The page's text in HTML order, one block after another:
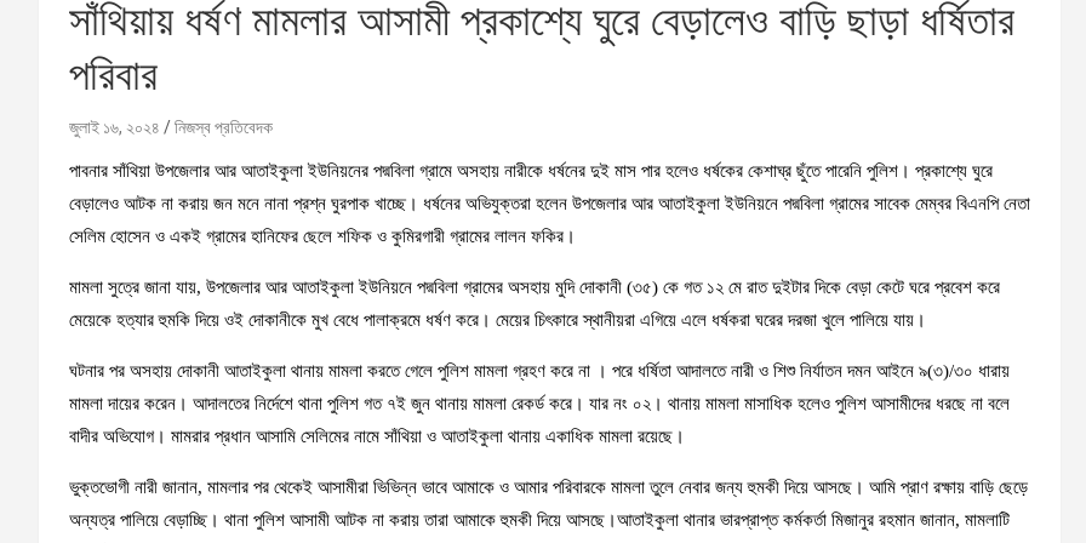
সাঁথিয়ায় ধর্ষণ মামলার আসামী প্রকাশ্যে ঘুরে বেড়ালেও বাড়ি ছাড়া ধর্ষিতার
পরিবার
জুলাই ১৬, ২০২৪ নিজস্ব প্রতিবেদক
পাবনার সাঁথিয়া উপজেলার আর আতাইকুলা ইউনিয়নের পদ্মবিলা গ্রামে অসহায় নারীকে ধর্ষনের দুই মাস পার হলেও ধর্ষকের কেশাঘ্র ছুঁতে পারেনি পুলিশ। প্রকাশ্যে ঘুরে
বেড়ালেও আটক না করায় জন মনে নানা প্রশ্ন ঘুরপাক খাচ্ছে। ধর্ষনের অভিযুক্তরা হলেন উপজেলার আর আতাইকুলা ইউনিয়নে পদ্মবিলা গ্রামের সাবেক মেম্বর বিএনপি নেতা
সেলিম হোসেন ও একই গ্রামের হানিফের ছেলে শফিক ও কুমিরগারী গ্রামের লালন ফকির।
মামলা সুত্রে জানা যায়, উপজেলার আর আতাইকুলা ইউনিয়নে পদ্মবিলা গ্রামের অসহায় মুদি দোকানী (৩৫) কে গত ১২ মে রাত দুইটার দিকে বেড়া কেটে ঘরে প্রবেশ করে
মেয়েকে হত্যার হুমকি দিয়ে ওই দোকানীকে মুখ বেধে পালাক্রমে ধর্ষণ করে। মেয়ের চিৎকারে স্থানীয়রা এগিয়ে এলে ধর্ষকরা ঘরের দরজা খুলে পালিয়ে যায়।
ঘটনার পর অসহায় দোকানী আতাইকুলা থানায় মামলা করতে গেলে পুলিশ মামলা গ্রহণ করে না । পরে ধর্ষিতা আদালতে নারী ও শিশু নির্যাতন দমন আইনে ৯(৩)/৩০ ধারায়
মামলা দায়ের করেন। আদালতের নির্দেশে থানা পুলিশ গত ৭ই জুন থানায় মামলা রেকর্ড করে। যার নং ০২। থানায় মামলা মাসাধিক হলেও পুলিশ আসামীদের ধরছে না বলে
বাদীর অভিযোগ। মামরার প্রধান আসামি সেলিমের নামে সাঁথিয়া ও আতাইকুলা থানায় একাধিক মামলা রয়েছে।
ভুক্তভোগী নারী জানান, মামলার পর থেকেই আসামীরা ভিভিন্ন ভাবে আমাকে ও আমার পরিবারকে মামলা তুলে নেবার জন্য হুমকী দিয়ে আসছে। আমি প্রাণ রক্ষায় বাড়ি ছেড়ে
অন্যত্র পালিয়ে বেড়াচ্ছি। থানা পুলিশ আসামী আটক না করায় তারা আমাকে হুমকী দিয়ে আসছে।আতাইকুলা থানার ভারপ্রাপ্ত কর্মকর্তা মিজানুর রহমান জানান, মামলাটি